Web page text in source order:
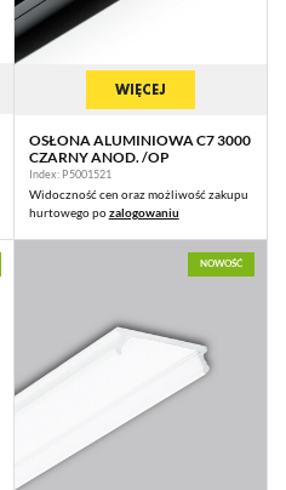
WIĘCEJ
OSŁONA ALUMINIOWA C7 3000
CZARNY ANOD. /OP
Index: P5001521
Widoczność cen oraz możliwość zakupu
hurtowego pozalogowaniu
NOWOŚĆ